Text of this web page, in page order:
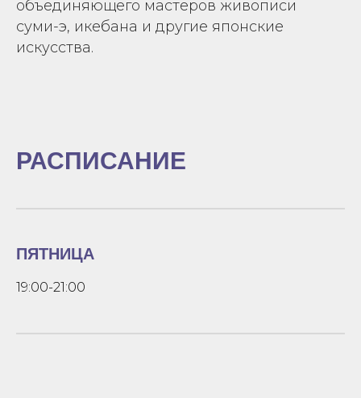
объединяющего мастеров живописи
суми-э, икебана и другие японские
искусства.
РАСПИСАНИЕ
ПЯТНИЦА
19:00-21:00